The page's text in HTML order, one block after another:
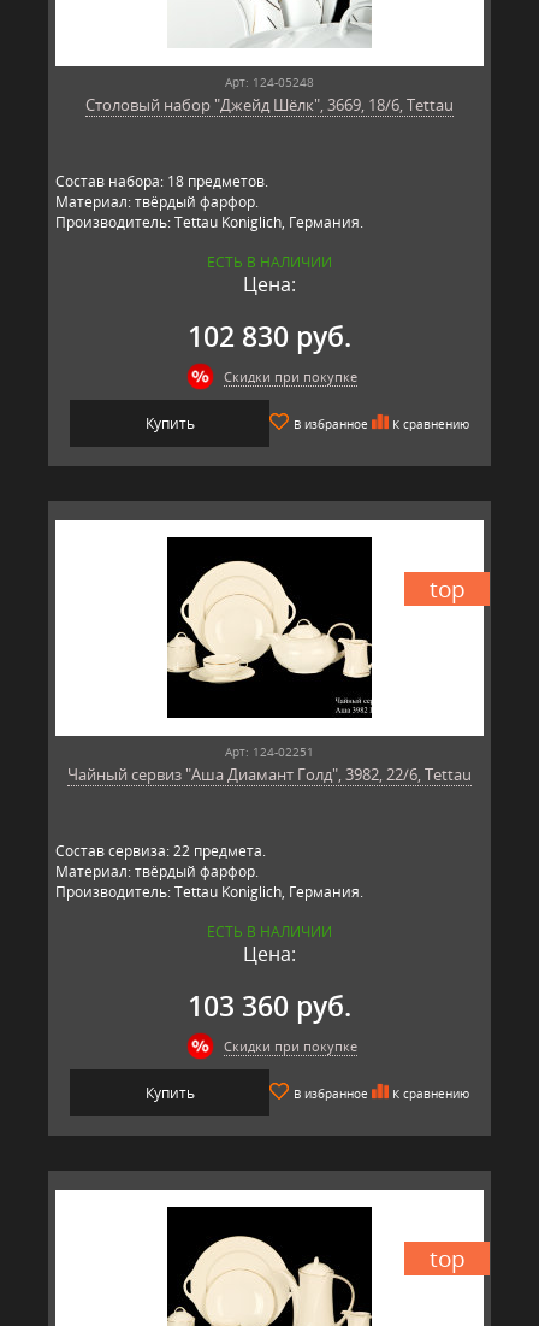
Арт: 124-05248
Столовый набор "Джейд Шёлк", 3669, 18/6, Tettau
Состав набора: 18 предметов.
Материал: твёрдый фарфор.
Производитель: Tettau Koniglich, Германия.
ЕСТЬ В НАЛИЧИИ
Цена:
102 830 руб.
Скидки при покупке
Купить В избранное К сравнению
top
Арт: 124-02251
Чайный сервиз "Аша Диамант Голд", 3982, 22/6, Tettau
Состав сервиза: 22 предмета.
Материал: твёрдый фарфор.
Производитель: Tettau Koniglich, Германия.
ЕСТЬ В НАЛИЧИИ
Цена:
103 360 руб.
Скидки при покупке
Купить В избранное К сравнению
top